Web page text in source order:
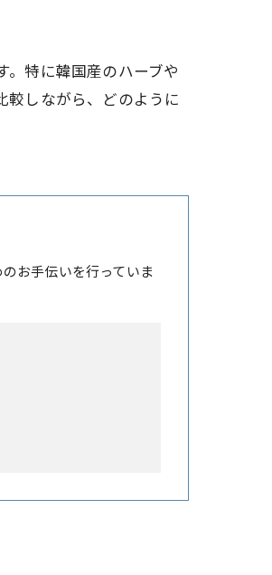
特に韓国産のハーブや
較しながら、どのように
お手伝いを行っていま